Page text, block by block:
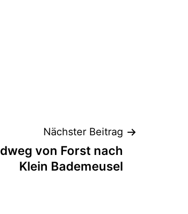
Nächster Beitrag
von Forst nach
Klein Bademeusel